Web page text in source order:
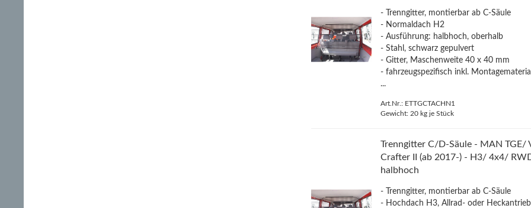
- Trenngitter, montierbar ab C-Säule
- Normaldach H2
- Ausführung: halbhoch, oberhalb
- Stahl, schwarz gepulvert
- Gitter, Maschenweite 40 x 40 mm
- fahrzeugspezifisch inkl. Montagematerial
...
Art.Nr.: ETTGCTACHN1
Gewicht: 20 kg je Stück
Trenngitter C/D-Säule - MAN TGE/
Crafter II (ab 2017-) - H3/ 4x4/
halbhoch
- Trenngitter, montierbar ab C-Säule
- Hochdach H3, Allrad- oder Heckantrieb